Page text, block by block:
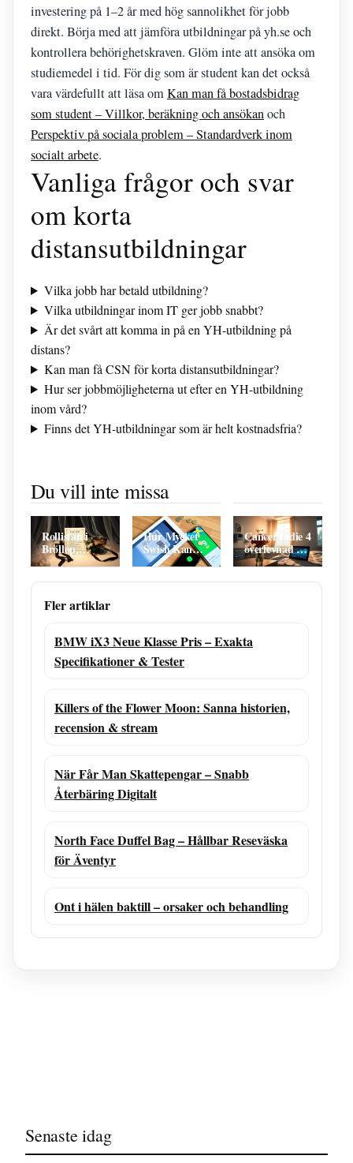
investering på 1–2 år med hög sannolikhet för jobb
direkt. Börja med att jämföra utbildningar på yh.se och
kontrollera behörighetskraven. Glöm inte att ansöka om
studiemedel i tid. För dig som är student kan det också
vara värdefullt att läsa omKan man få bostadsbidrag
som student – Villkor, beräkning och ansökanoch
Perspektiv på sociala problem – Standardverk inom
socialt arbete.
Vanliga frågor och svar
om korta
distansutbildningar
Vilka jobb har betald utbildning?
Vilka utbildningar inom IT ger jobb snabbt?
Är det svårt att komma in på en YH-utbildning på
distans?
Kan man få CSN för korta distansutbildningar?
Hur ser jobbmöjligheterna ut efter en YH-utbildning
inom vård?
Finns det YH-utbildningar som är helt kostnadsfria?
Du vill inte missa
Olofström –
Öppettider,
erbjudanden
Bonde söker
fru – Fakta,
Tidslinje efter Twitter-
bannlysningen
Rollistan i
Bröllop,
Begravning
Skådespelare i
film och serie
Hur Mycket
Swish Kan
Man Ta Emot
Gränser och
Cancer tadie 4
överlevnad –
Progno och
Fler artiklar
BMW iX3 Neue Klasse Pris – Exakta
Specifikationer & Tester
Killers of the Flower Moon: Sanna historien,
recension & stream
När Får Man Skattepengar – Snabb
Återbäring Digitalt
North Face Duffel Bag – Hållbar Reseväska
för Äventyr
Ont i hälen baktill – orsaker och behandling
Senaste idag